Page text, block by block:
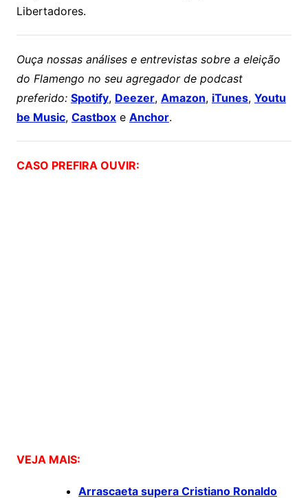
Libertadores.
Ouça nossas análises e entrevistas sobre a eleição
do Flamengo no seu agregador de podcast
preferido: Spotify, Deezer, Amazon, iTunes, Youtu
be Music, Castboxe Anchor.
CASO PREFIRA OUVIR:
VEJA MAIS:
Arrascaeta supera Cristiano Ronaldo